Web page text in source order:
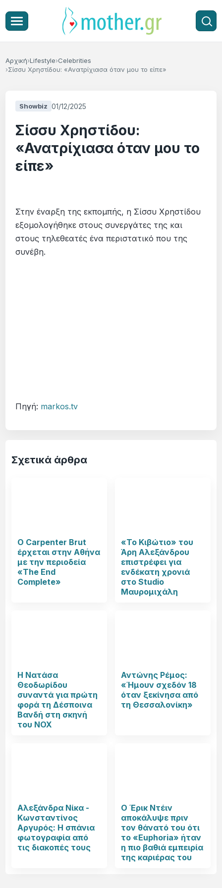
Αρχική Lifestyle Celebrities
Σίσσυ Χρηστίδου: «Ανατρίχιασα όταν μου το είπε»
Showbiz 01/12/2025
Σίσσυ Χρηστίδου:
«Ανατρίχιασα όταν μου το
είπε»
Στην έναρξη της εκπομπής, η Σίσσυ Χρηστίδου
εξομολογήθηκε στους συνεργάτες της και
στους τηλεθεατές ένα περιστατικό που της
συνέβη.
Πηγή: markos.tv
Σχετικά άρθρα
Ο Carpenter Brut
έρχεται στην Αθήνα
με την περιοδεία
«The End
Complete»
«Το Κιβώτιο» του
Άρη Αλεξάνδρου
επιστρέφει για
ενδέκατη χρονιά
στο Studio
Μαυρομιχάλη
Η Νατάσα
Θεοδωρίδου
συναντά για πρώτη
φορά τη Δέσποινα
Βανδή στη σκηνή
του NOX
Αντώνης Ρέμος:
«Ήμουν σχεδόν 18
όταν ξεκίνησα από
τη Θεσσαλονίκη»
Αλεξάνδρα Νίκα -
Κωνσταντίνος
Αργυρός: Η σπάνια
φωτογραφία από
τις διακοπές τους
Ο Έρικ Ντέιν
αποκάλυψε πριν
τον θάνατό του ότι
το «Euphoria» ήταν
η πιο βαθιά εμπειρία
της καριέρας του